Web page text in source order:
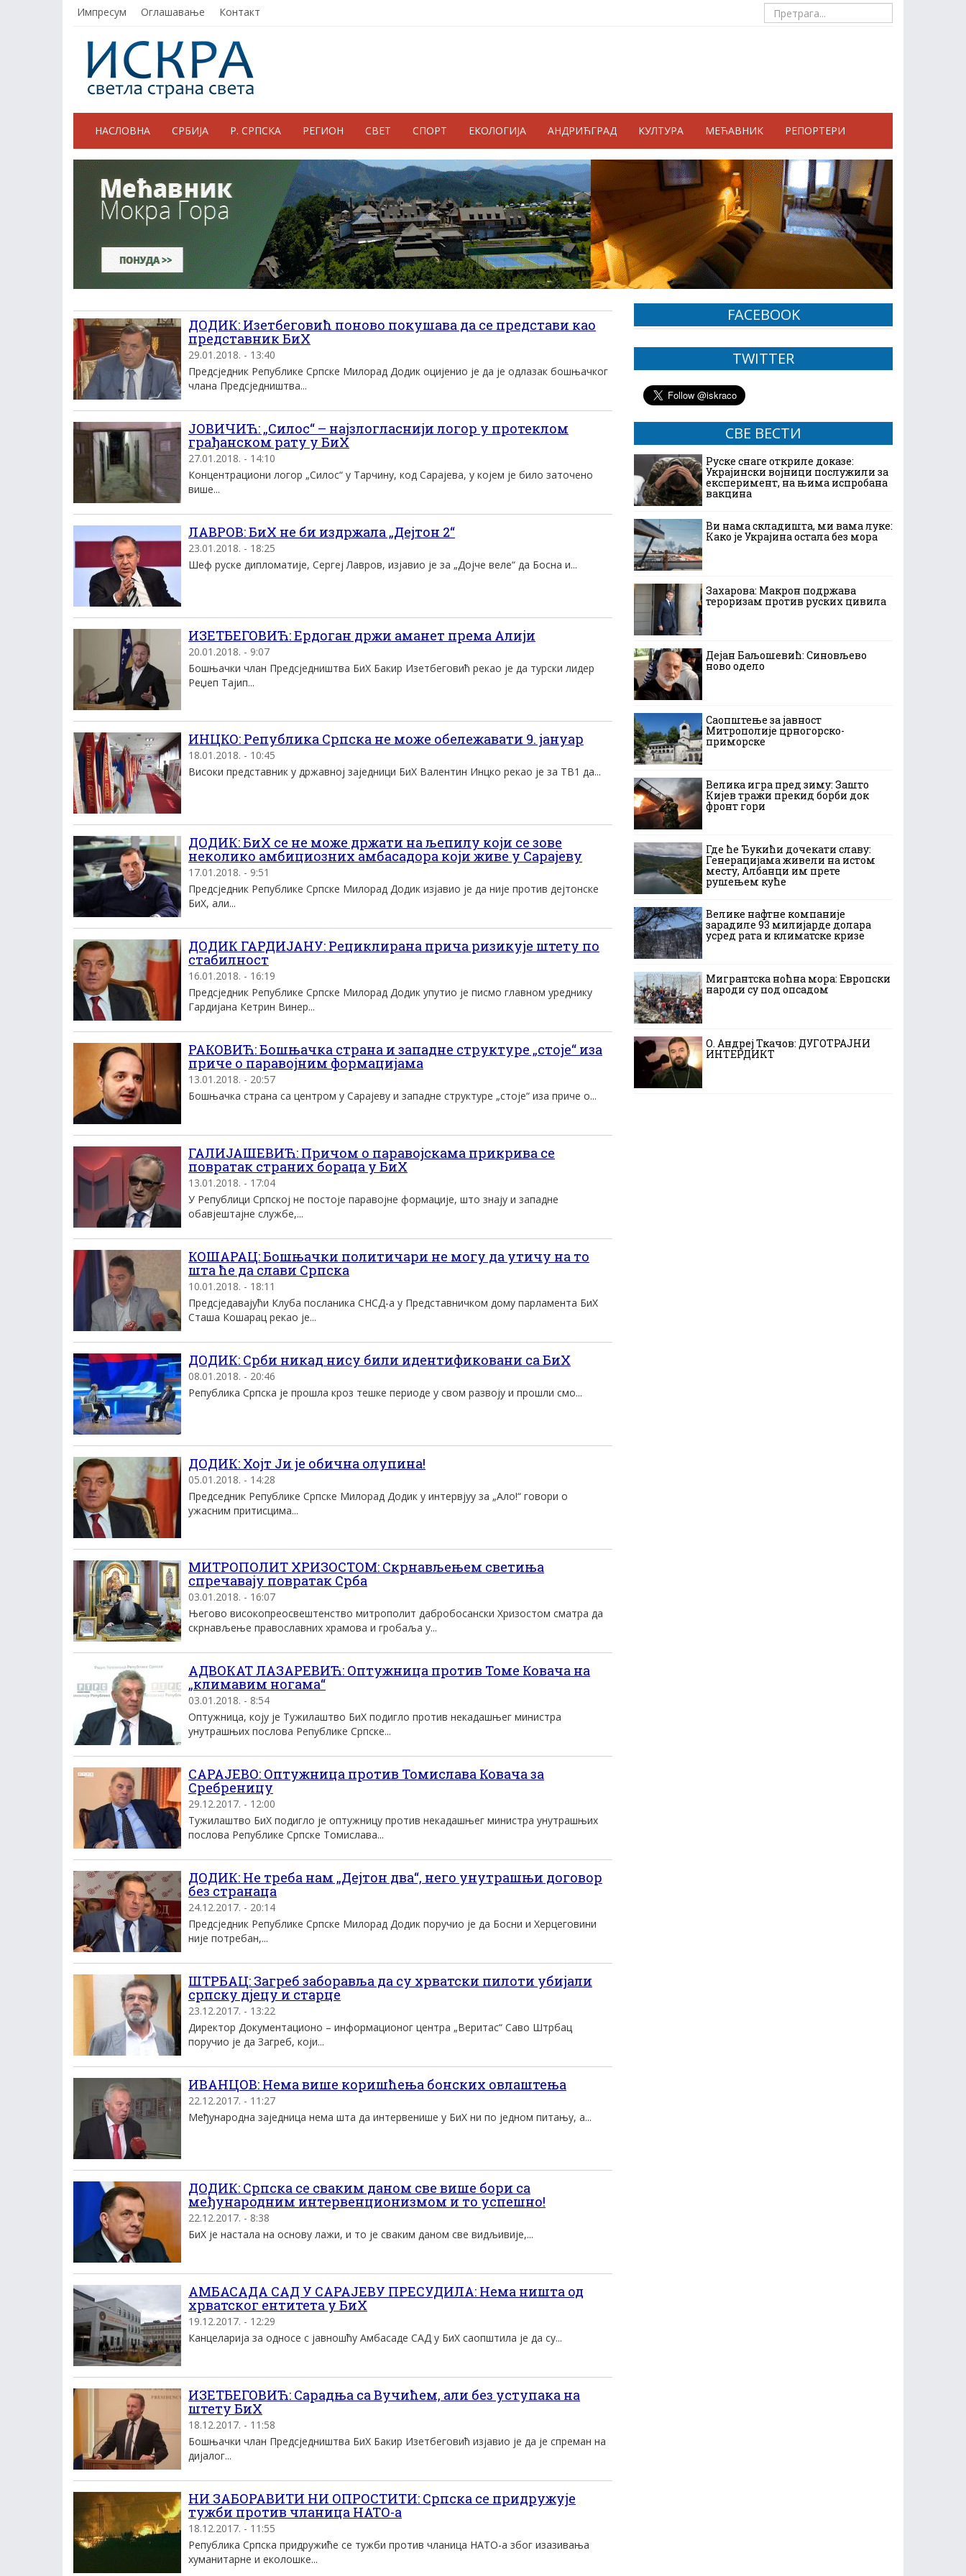
Импресум Оглашавање Контакт
НАСЛОВНА СРБИЈА Р. СРПСКА РЕГИОН СВЕТ СПОРТ ЕКОЛОГИЈА АНДРИЋГРАД КУЛТУРА МЕЋАВНИК РЕПОРТЕРИ
ДОДИК: Изетбеговић поново покушава да се представи као
представник БиХ
29.01.2018. - 13:40
Предсједник Републике Српске Милорад Додик оцијенио је да је одлазак бошњачког
члана Предсједништва...
ЈОВИЧИЋ: „Силос“ – најзлогласнији логор у протеклом
грађанском рату у БиХ
27.01.2018. - 14:10
Концентрациони логор „Силос“ у Тарчину, код Сарајева, у којем је било заточено
више...
ЛАВРОВ: БиХ не би издржала „Дејтон 2“
23.01.2018. - 18:25
Шеф руске дипломатије, Сергеј Лавров, изјавио је за „Дојче веле“ да Босна и...
ИЗЕТБЕГОВИЋ: Ердоган држи аманет према Алији
20.01.2018. - 9:07
Бошњачки члан Предсједништва БиХ Бакир Изетбеговић рекао је да турски лидер
Реџеп Тајип...
ИНЦКО: Република Српска не може обележавати 9. јануар
18.01.2018. - 10:45
Високи представник у државној заједници БиХ Валентин Инцко рекао је за ТВ1 да...
ДОДИК: БиХ се не може држати на љепилу који се зове
неколико амбициозних амбасадора који живе у Сарајеву
17.01.2018. - 9:51
Предсједник Републике Српске Милорад Додик изјавио је да није против дејтонске
БиХ, али...
ДОДИК ГАРДИЈАНУ: Рециклирана прича ризикује штету по
стабилност
16.01.2018. - 16:19
Предсједник Републике Српске Милорад Додик упутио је писмо главном уреднику
Гардијана Кетрин Винер...
РАКОВИЋ: Бошњачка страна и западне структуре „стоје“ иза
приче о паравојним формацијама
13.01.2018. - 20:57
Бошњачка страна са центром у Сарајеву и западне структуре „стоје“ иза приче о...
ГАЛИЈАШЕВИЋ: Причом о паравојскама прикрива се
повратак страних бораца у БиХ
13.01.2018. - 17:04
У Републици Српској не постоје паравојне формације, што знају и западне
обавјештајне службе,...
КОШАРАЦ: Бошњачки политичари не могу да утичу на то
шта ће да слави Српска
10.01.2018. - 18:11
Предсједавајући Клуба посланика СНСД-а у Представничком дому парламента БиХ
Сташа Кошарац рекао је...
ДОДИК: Срби никад нису били идентификовани са БиХ
08.01.2018. - 20:46
Република Српска је прошла кроз тешке периоде у свом развоју и прошли смо...
ДОДИК: Хојт Ји је обична олупина!
05.01.2018. - 14:28
Председник Републике Српске Милорад Додик у интервјуу за „Ало!“ говори о
ужасним притисцима...
МИТРОПОЛИТ ХРИЗОСТОМ: Скрнављењем светиња
спречавају повратак Срба
03.01.2018. - 16:07
Његово високопреосвештенство митрополит дабробосански Хризостом сматра да
скрнављење православних храмова и гробаља у...
АДВОКАТ ЛАЗАРЕВИЋ: Оптужница против Томе Ковача на
„климавим ногама“
03.01.2018. - 8:54
Оптужница, коју је Тужилаштво БиХ подигло против некадашњег министра
унутрашњих послова Републике Српске...
САРАЈЕВО: Оптужница против Томислава Ковача за
Сребреницу
29.12.2017. - 12:00
Тужилаштво БиХ подигло је оптужницу против некадашњег министра унутрашњих
послова Републике Српске Томислава...
ДОДИК: Не треба нам „Дејтон два“, него унутрашњи договор
без странаца
24.12.2017. - 20:14
Предсједник Републике Српске Милорад Додик поручио је да Босни и Херцеговини
није потребан,...
ШТРБАЦ: Загреб заборавља да су хрватски пилоти убијали
српску дјецу и старце
23.12.2017. - 13:22
Директор Документационо – информационог центра „Веритас“ Саво Штрбац
поручио је да Загреб, који...
ИВАНЦОВ: Нема више коришћења бонских овлаштења
22.12.2017. - 11:27
Међународна заједница нема шта да интервенише у БиХ ни по једном питању, а...
ДОДИК: Српска се сваким даном све више бори са
међународним интервенционизмом и то успешно!
22.12.2017. - 8:38
БиХ је настала на основу лажи, и то је сваким даном све видљивије,...
АМБАСАДА САД У САРАЈЕВУ ПРЕСУДИЛА: Нема ништа од
хрватског ентитета у БиХ
19.12.2017. - 12:29
Канцеларија за односе с јавношћу Амбасаде САД у БиХ саопштила је да су...
ИЗЕТБЕГОВИЋ: Сарадња са Вучићем, али без уступака на
штету БиХ
18.12.2017. - 11:58
Бошњачки члан Предсједништва БиХ Бакир Изетбеговић изјавио је да је спреман на
дијалог...
НИ ЗАБОРАВИТИ НИ ОПРОСТИТИ: Српска се придружује
тужби против чланица НАТО-а
18.12.2017. - 11:55
Република Српска придружиће се тужби против чланица НАТО-а због изазивања
хуманитарне и еколошке...
FACEBOOK
TWITTER
СВЕ ВЕСТИ
Руске снаге откриле доказе:
Украјински војници послужили за
експеримент, на њима испробана
вакцина
Ви нама складишта, ми вама луке:
Како је Украјина остала без мора
Захарова: Макрон подржава
тероризам против руских цивила
Дејан Баљошевић: Синовљево
ново одело
Саопштење за јавност
Митрополије црногорско-
приморске
Велика игра пред зиму: Зашто
Кијев тражи прекид борби док
фронт гори
Где ће Ђукићи дочекати славу:
Генерацијама живели на истом
месту, Албанци им прете
рушењем куће
Велике нафтне компаније
зарадиле 93 милијарде долара
усред рата и климатске кризе
Мигрантска ноћна мора: Европски
народи су под опсадом
О. Андреј Ткачов: ДУГОТРАЈНИ
ИНТЕРДИКТ